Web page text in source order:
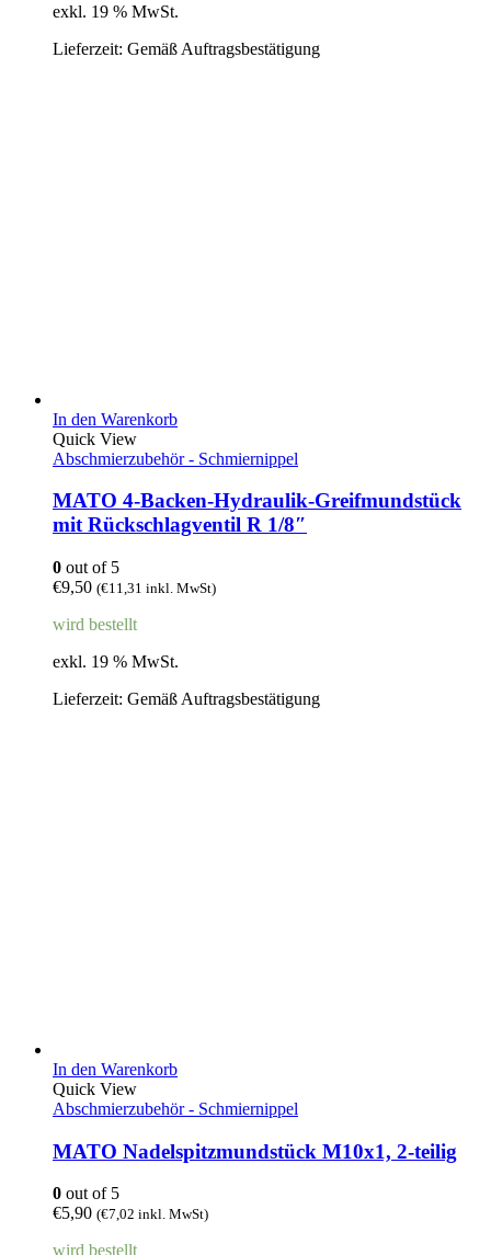
exkl. 19 % MwSt.
Lieferzeit: Gemäß Auftragsbestätigung
In den Warenkorb
Quick View
Abschmierzubehör - Schmiernippel
MATO 4-Backen-Hydraulik-Greifmundstück
mit Rückschlagventil R 1/8″
0 out of 5
€9,50 (€11,31 inkl. MwSt)
wird bestellt
exkl. 19 % MwSt.
Lieferzeit: Gemäß Auftragsbestätigung
In den Warenkorb
Quick View
Abschmierzubehör - Schmiernippel
MATO Nadelspitzmundstück M10x1, 2-teilig
0 out of 5
€5,90 (€7,02 inkl. MwSt)
wird bestellt